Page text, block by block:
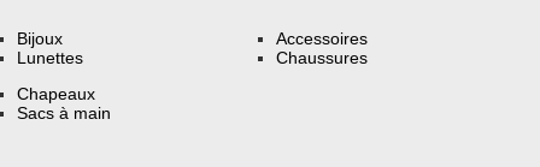
Bijoux
Lunettes
Accessoires
Chaussures
Chapeaux
Sacs à main